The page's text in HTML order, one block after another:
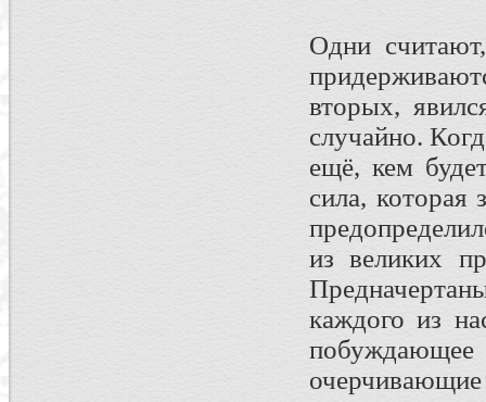
Одни
вторых,
случайно.
ещё, кем
сила, которая
из великих
каждого из